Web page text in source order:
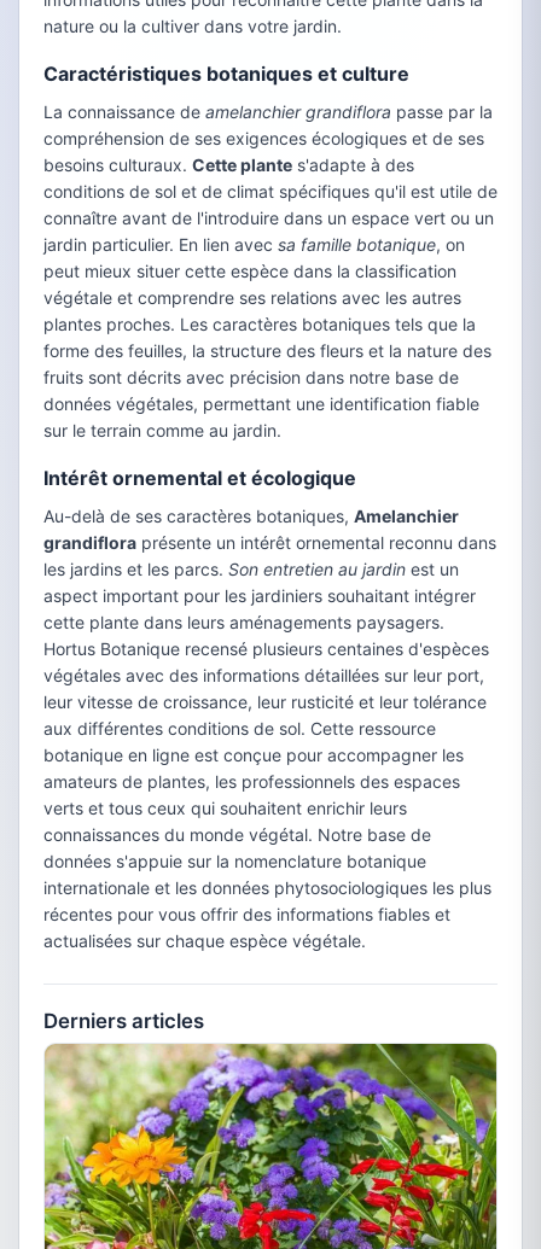
nature ou la cultiver dans votre jardin.
Caractéristiques botaniques et culture
La connaissance de amelanchier grandiflora passe par la
compréhension de ses exigences écologiques et de ses
besoins culturaux. Cette plante s'adapte à des
conditions de sol et de climat spécifiques qu'il est utile de
connaître avant de l'introduire dans un espace vert ou un
jardin particulier. En lien avec sa famille botanique, on
peut mieux situer cette espèce dans la classification
végétale et comprendre ses relations avec les autres
plantes proches. Les caractères botaniques tels que la
forme des feuilles, la structure des fleurs et la nature des
fruits sont décrits avec précision dans notre base de
données végétales, permettant une identification fiable
sur le terrain comme au jardin.
Intérêt ornemental et écologique
Au-delà de ses caractères botaniques, Amelanchier
grandiflora présente un intérêt ornemental reconnu dans
les jardins et les parcs. Son entretien au jardin est un
aspect important pour les jardiniers souhaitant intégrer
cette plante dans leurs aménagements paysagers.
Hortus Botanique recensé plusieurs centaines d'espèces
végétales avec des informations détaillées sur leur port,
leur vitesse de croissance, leur rusticité et leur tolérance
aux différentes conditions de sol. Cette ressource
botanique en ligne est conçue pour accompagner les
amateurs de plantes, les professionnels des espaces
verts et tous ceux qui souhaitent enrichir leurs
connaissances du monde végétal. Notre base de
données s'appuie sur la nomenclature botanique
internationale et les données phytosociologiques les plus
récentes pour vous offrir des informations fiables et
actualisées sur chaque espèce végétale.
Derniers articles